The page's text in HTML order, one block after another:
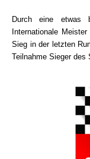
Durch eine etwas
Internationale
Sieg in der letzten
Teilnahme Sieger des